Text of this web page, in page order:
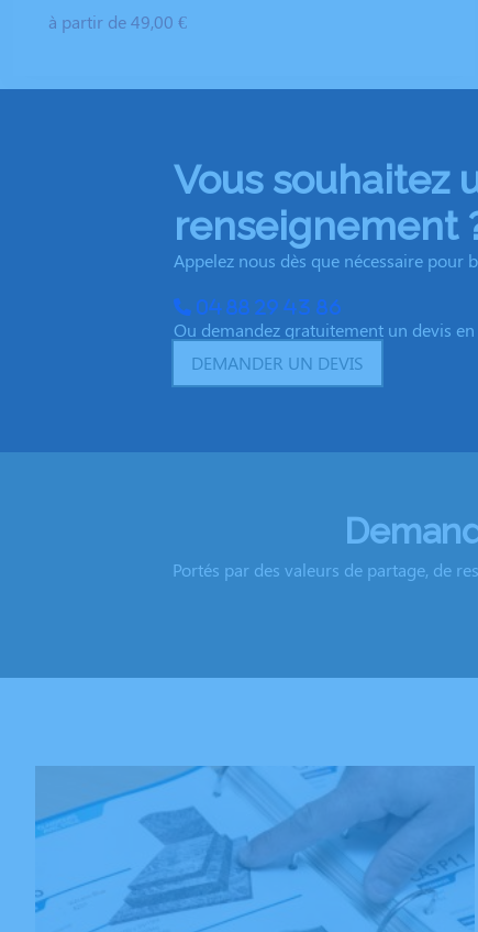
à partir de 49,00 €
Vous souhaitez
renseignement
Appelez nous dès que nécessaire pour
04 88 29 43 86
Ou demandez gratuitement un devis
DEMANDER UN DEVIS
Portés par des valeurs de partage, de